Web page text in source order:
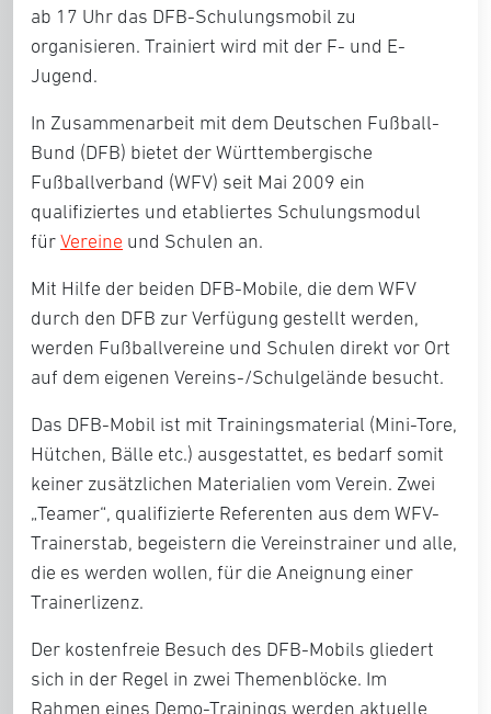
ab 17 Uhr das DFB-Schulungsmobil zu
organisieren. Trainiert wird mit der F- und E-
Jugend.
In Zusammenarbeit mit dem Deutschen Fußball-
Bund (DFB) bietet der Württembergische
Fußballverband (WFV) seit Mai 2009 ein
qualifiziertes und etabliertes Schulungsmodul
für Vereine und Schulen an.
Mit Hilfe der beiden DFB-Mobile, die dem WFV
durch den DFB zur Verfügung gestellt werden,
werden Fußballvereine und Schulen direkt vor Ort
auf dem eigenen Vereins-/Schulgelände besucht.
Das DFB-Mobil ist mit Trainingsmaterial (Mini-Tore,
Hütchen, Bälle etc.) ausgestattet, es bedarf somit
keiner zusätzlichen Materialien vom Verein. Zwei
„Teamer“, qualifizierte Referenten aus dem WFV-
Trainerstab, begeistern die Vereinstrainer und alle,
die es werden wollen, für die Aneignung einer
Trainerlizenz.
Der kostenfreie Besuch des DFB-Mobils gliedert
sich in der Regel in zwei Themenblöcke. Im
Rahmen eines Demo-Trainings werden aktuelle